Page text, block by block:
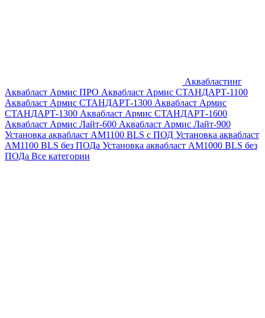
Аквабластинг
Аквабласт Армис ПРО Аквабласт Армис СТАНДАРТ-1100
Аквабласт Армис СТАНДАРТ-1300 Аквабласт Армис
СТАНДАРТ-1300 Аквабласт Армис СТАНДАРТ-1600
Аквабласт Армис Лайт-600 Аквабласт Армис Лайт-900
Установка аквабласт AM1100 BLS с ПОД Установка аквабласт
AM1100 BLS без ПОДа Установка аквабласт AM1000 BLS без
ПОДа Все категории